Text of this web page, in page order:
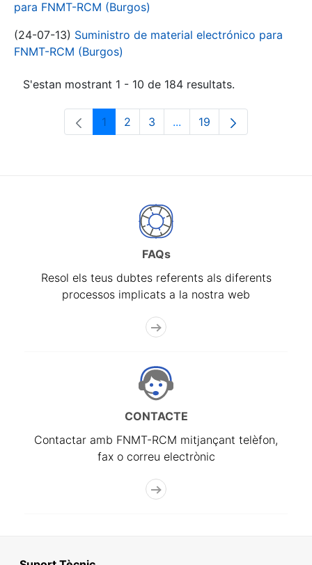
para FNMT-RCM (Burgos)
(24-07-13) Suministro de material electrónico para
FNMT-RCM (Burgos)
S'estan mostrant 1 - 10 de 184 resultats.
Pàgina
1 Pàgina
2 Pàgina
3 ...Pàgines intermèdies
Pàgina
19
FAQs
Resol els teus dubtes referents als diferents
processos implicats a la nostra web
CONTACTE
Contactar amb FNMT-RCM mitjançant telèfon,
fax o correu electrònic